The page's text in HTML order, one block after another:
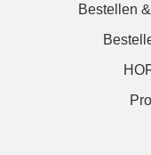
Bestellen